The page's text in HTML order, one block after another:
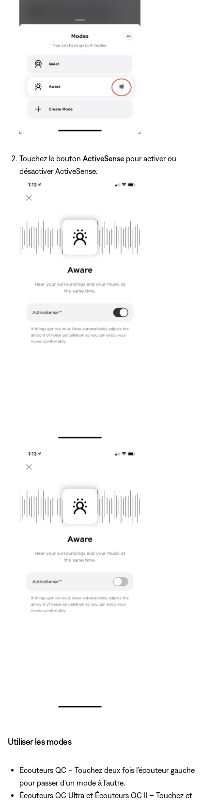
Touchez le bouton ActiveSense pour activer ou
désactiver ActiveSense.
Utiliser les modes
Écouteurs QC – Touchez deux fois l’écouteur gauche
pour passer d’un mode à l’autre.
Écouteurs QC Ultra et Écouteurs QC II – Touchez et